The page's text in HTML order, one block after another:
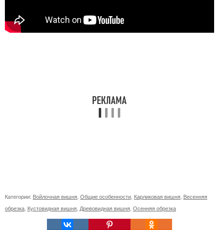
Категории: Войлочная вишня, Общие особенности, Карликовая вишня, Весенняя
обрезка, Кустовидная вишня, Древовидная вишня, Осенняя обрезка